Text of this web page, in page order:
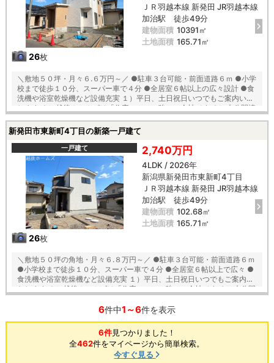
26枚
ＪＲ羽越本線 新発田 JR羽越本線
加治駅 徒歩49分
建物面積 10391㎡
土地面積 165.71㎡
＼敷地５０坪・月々６.６万円～／ ●駐車３台可能・前面道路６ｍ ●小学
校まで徒歩１０分、スーパー車で４分 ●全居室６帖以上の広々設計 ●食
洗機や浴室乾燥機など設備充実 １）平日、土日祝日いつでもご案内いた
します ２）越後ホームズは「住宅ローンに強い」会社です ３）未公開情
ャンペーン実施中 ■自動洗浄機能付きの外壁サイディング ■「ベタ基
礎」「地盤改良工事」実施！ ■安心の建物１０年保証（最大３５年まで
延長可） ■家事の軽減、節水できてエコな食器洗浄乾燥機が標準装備 ■
浴室乾燥機で天候に左右されずお洗濯が可能 ■朝の身支度に便利な２階
洗面化粧台！ ■鍵を取り出さなくても開け閉めできる玄関の電池錠 【教
育】 東豊小学校 徒歩１０分 本丸中学校 徒歩２３分
新発田市東新町4丁目の新築一戸建て
一戸建て
26枚
2,740万円
4LDK / 2026年
新潟県新発田市東新町4丁目
ＪＲ羽越本線 新発田 JR羽越本線
加治駅 徒歩49分
建物面積 102.68㎡
土地面積 165.71㎡
＼敷地５０坪の角地・月々６.８万円～／ ●駐車３台可能・前面道路６ｍ
●小学校まで徒歩１０分、スーパー車で４分 ●全居室６帖以上で広々 ●
食洗機や浴室乾燥機など設備充実 １）平日、土日祝日いつでもご案内い
たします ２）越後ホームズは「住宅ローンに強い」会社です ３）未公開
延長可） ■家事の軽減、節水できてエコな食器洗浄乾燥機が標準装備 ■
浴室乾燥機で天候に左右されずお洗濯が可能 ■朝の身支度に便利な２階
洗面化粧台！ ■鍵を取り出さなくても開け閉めできる玄関の電池錠 【教
育】 東豊小学校 徒歩１０分 本丸中学校 徒歩２３分
6件中1～6件を表示
6件見つかりました！
全462件をマイページから簡単検索。
今すぐ見る